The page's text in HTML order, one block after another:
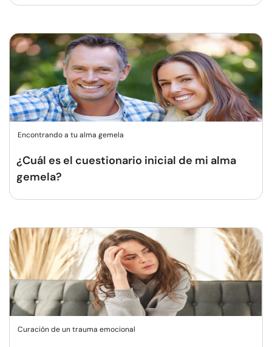
Encontrando a tu alma gemela
¿Cuál es el cuestionario inicial de mi alma
gemela?
Curación de un trauma emocional